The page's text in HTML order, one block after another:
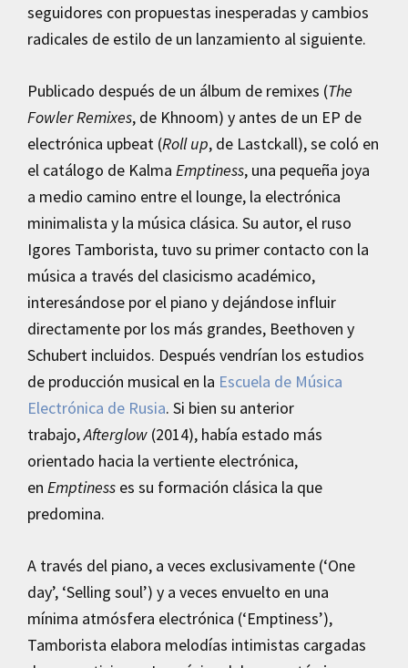
seguidores con propuestas inesperadas y cambios
radicales de estilo de un lanzamiento al siguiente.
Publicado después de un álbum de remixes (The
Fowler Remixes, de Khnoom) y antes de un EP de
electrónica upbeat (Roll up, de Lastckall), se coló en
el catálogo de Kalma Emptiness, una pequeña joya
a medio camino entre el lounge, la electrónica
minimalista y la música clásica. Su autor, el ruso
Igores Tamborista, tuvo su primer contacto con la
música a través del clasicismo académico,
interesándose por el piano y dejándose influir
directamente por los más grandes, Beethoven y
Schubert incluidos. Después vendrían los estudios
de producción musical en la Escuela de Música
Electrónica de Rusia. Si bien su anterior
trabajo,Afterglow (2014), había estado más
orientado hacia la vertiente electrónica,
en Emptiness es su formación clásica la que
predomina.
A través del piano, a veces exclusivamente (‘One
day’, ‘Selling soul’) y a veces envuelto en una
mínima atmósfera electrónica (‘Emptiness’),
Tamborista elabora melodías intimistas cargadas